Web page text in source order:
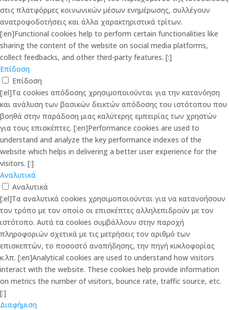
στις πλατφόρμες κοινωνικών μέσων ενημέρωσης, συλλέγουν
ανατροφοδοτήσεις και άλλα χαρακτηριστικά τρίτων.
[:en]Functional cookies help to perform certain functionalities like
sharing the content of the website on social media platforms,
collect feedbacks, and other third-party features. [:]
Επίδοση
Επίδοση
[:el]Τα cookies απόδοσης χρησιμοποιούνται για την κατανόηση
και ανάλυση των βασικών δεικτών απόδοσης του ιστότοπου που
βοηθά στην παράδοση μιας καλύτερης εμπειρίας των χρηστών
για τους επισκέπτες. [:en]Performance cookies are used to
understand and analyze the key performance indexes of the
website which helps in delivering a better user experience for the
visitors. [:]
Αναλυτικά
Αναλυτικά
[:el]Τα αναλυτικά cookies χρησιμοποιούνται για να κατανοήσουν
τον τρόπο με τον οποίο οι επισκέπτες αλληλεπιδρούν με τον
ιστότοπο. Αυτά τα cookies συμβάλλουν στην παροχή
πληροφοριών σχετικά με τις μετρήσεις τον αριθμό των
επισκεπτών, το ποσοστό αναπήδησης, την πηγή κυκλοφορίας
κ.λπ. [:en]Analytical cookies are used to understand how visitors
interact with the website. These cookies help provide information
on metrics the number of visitors, bounce rate, traffic source, etc.
[:]
Διαφήμιση